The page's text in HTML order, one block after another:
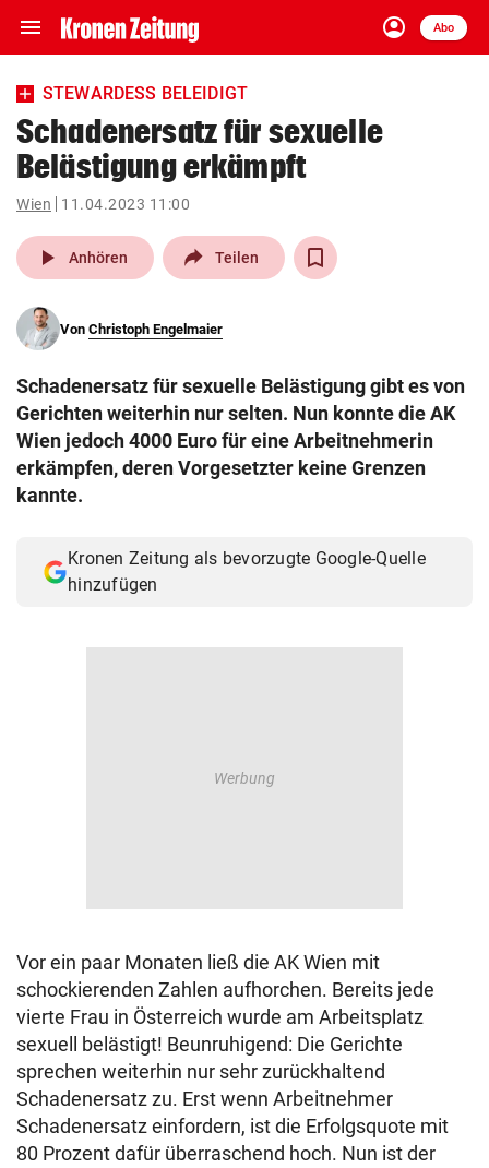
menu Navigation
ein-/ausklappen
account_circle
Anmelden
Abo
close Schließen
account_circle Anmelden
pin_drop
Wien arrow_right
search
eingeben
STEWARDESS BELEIDIGT
Schadenersatz für sexuelle
Belästigung erkämpft
Wien 11.04.2023 11:00
play_arrow Anhören Teilen
Von Christoph Engelmaier
Schadenersatz für sexuelle Belästigung gibt es von
Gerichten weiterhin nur selten. Nun konnte die AK
Wien jedoch 4000 Euro für eine Arbeitnehmerin
erkämpfen, deren Vorgesetzter keine Grenzen
kannte.
Kronen Zeitung als bevorzugte Google-Quelle
hinzufügen
Vor ein paar Monaten ließ die AK Wien mit
schockierenden Zahlen aufhorchen. Bereits jede
vierte Frau in Österreich wurde am Arbeitsplatz
sexuell belästigt! Beunruhigend: Die Gerichte
sprechen weiterhin nur sehr zurückhaltend
Schadenersatz zu. Erst wenn Arbeitnehmer
Schadenersatz einfordern, ist die Erfolgsquote mit
80 Prozent dafür überraschend hoch. Nun ist der